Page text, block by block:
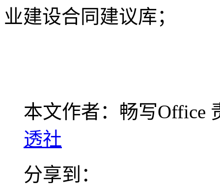
业建设合同建议库；
本文作者：畅写Office
透社
分享到：